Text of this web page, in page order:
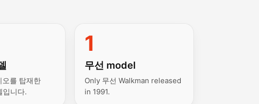
오를 탑재한
입니다.
1
무선 model
Only 무선 Walkman released
in 1991.